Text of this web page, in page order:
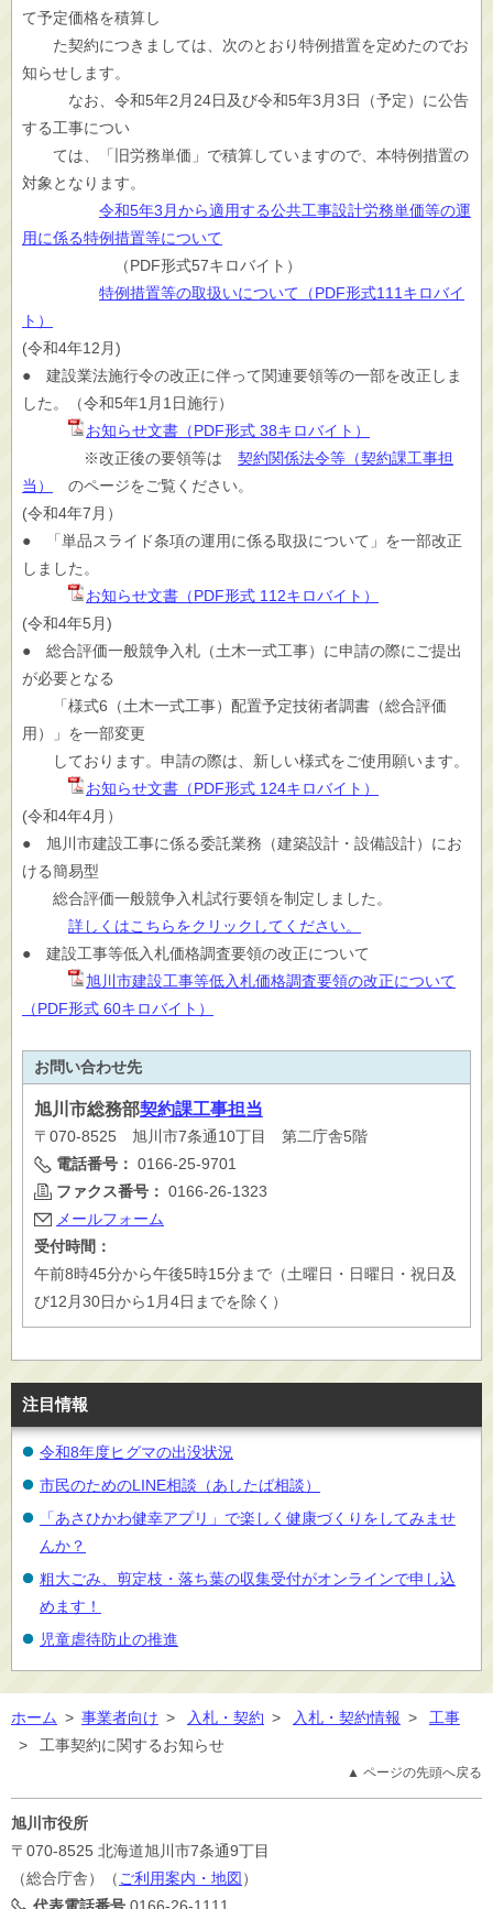
て予定価格を積算し
た契約につきましては、次のとおり特例措置を定めたのでお
知らせします。
なお、令和5年2月24日及び令和5年3月3日（予定）に公告
する工事につい
ては、「旧労務単価」で積算していますので、本特例措置の
対象となります。
令和5年3月から適用する公共工事設計労務単価等の運
用に係る特例措置等について
（PDF形式57キロバイト）
特例措置等の取扱いについて（PDF形式111キロバイ
ト）
(令和4年12月)
● 建設業法施行令の改正に伴って関連要領等の一部を改正しま
した。（令和5年1月1日施行）
お知らせ文書（PDF形式 38キロバイト）
※改正後の要領等は 契約関係法令等（契約課工事担
当）
のページをご覧ください。
(令和4年7月）
● 「単品スライド条項の運用に係る取扱について」を一部改正
しました。
お知らせ文書（PDF形式 112キロバイト）
(令和4年5月)
● 総合評価一般競争入札（土木一式工事）に申請の際にご提出
が必要となる
「様式6（土木一式工事）配置予定技術者調書（総合評価
用）」を一部変更
しております。申請の際は、新しい様式をご使用願います。
お知らせ文書（PDF形式 124キロバイト）
(令和4年4月）
● 旭川市建設工事に係る委託業務（建築設計・設備設計）にお
ける簡易型
総合評価一般競争入札試行要領を制定しました。
詳しくはこちらをクリックしてください。
● 建設工事等低入札価格調査要領の改正について
旭川市建設工事等低入札価格調査要領の改正について
（PDF形式 60キロバイト）
お問い合わせ先
旭川市総務部契約課工事担当
〒070-8525 旭川市7条通10丁目 第二庁舎5階
電話番号： 0166-25-9701
ファクス番号： 0166-26-1323
メールフォーム
受付時間：
午前8時45分から午後5時15分まで（土曜日・日曜日・祝日及
び12月30日から1月4日までを除く）
注目情報
令和8年度ヒグマの出没状況
市民のためのLINE相談（あしたば相談）
「あさひかわ健幸アプリ」で楽しく健康づくりをしてみませ
んか？
粗大ごみ、剪定枝・落ち葉の収集受付がオンラインで申し込
めます！
児童虐待防止の推進
ホーム > 事業者向け > 入札・契約 > 入札・契約情報 >
工事
>
工事契約に関するお知らせ
▲ ページの先頭へ戻る
旭川市役所
〒070-8525 北海道旭川市7条通9丁目
（総合庁舎）（ ご利用案内・地図 ）